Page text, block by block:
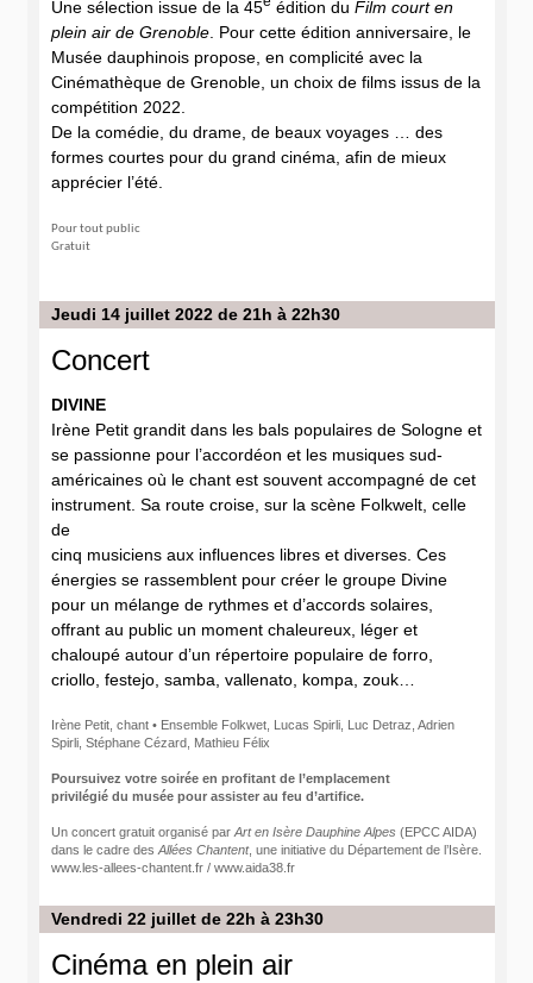
Une sélection issue de la 45 édition du Film court en
plein air de Grenoble. Pour cette édition anniversaire, le
Musée dauphinois propose, en complicité avec la
Cinémathèque de Grenoble, un choix de films issus de la
compétition 2022.
De la comédie, du drame, de beaux voyages …
des
formes courtes pour du grand cinéma, afin de mieux
apprécier l’été.
Pour tout public
Gratuit
Jeudi 14 juillet 2022 de 21h à 22h30
Concert
DIVINE
Irène Petit grandit dans les bals populaires de Sologne et
se passionne pour l’accordéon et les musiques sud-
américaines où le chant est souvent accompagné de cet
instrument. Sa route croise, sur la scène Folkwelt, celle
de
cinq musiciens aux influences libres et diverses. Ces
énergies se rassemblent pour créer le groupe Divine
pour un mélange de rythmes et d’accords solaires,
offrant au public un moment chaleureux, léger et
chaloupé autour d’un répertoire populaire de forro,
criollo, festejo, samba, vallenato, kompa, zouk…
Irène Petit, chant • Ensemble Folkwet, Lucas Spirli, Luc Detraz, Adrien
Spirli, Stéphane Cézard, Mathieu Félix
Poursuivez votre soirée en profitant de l’emplacement
privilégié du musée pour assister au feu d’artifice.
Un concert gratuit organisé par Art en Isère Dauphine Alpes (EPCC AIDA)
dans le cadre des Allées Chantent, une initiative du Département de l’Isère.
www.les-allees-chantent.fr / www.aida38.fr
Vendredi 22 juillet de 22h à 23h30
Cinéma en plein air